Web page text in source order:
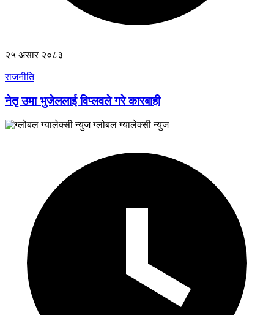
२५ असार २०८३
राजनीति
नेतृ उमा भुजेललाई विप्लवले गरे कारबाही
ग्लोबल ग्यालेक्सी न्युज